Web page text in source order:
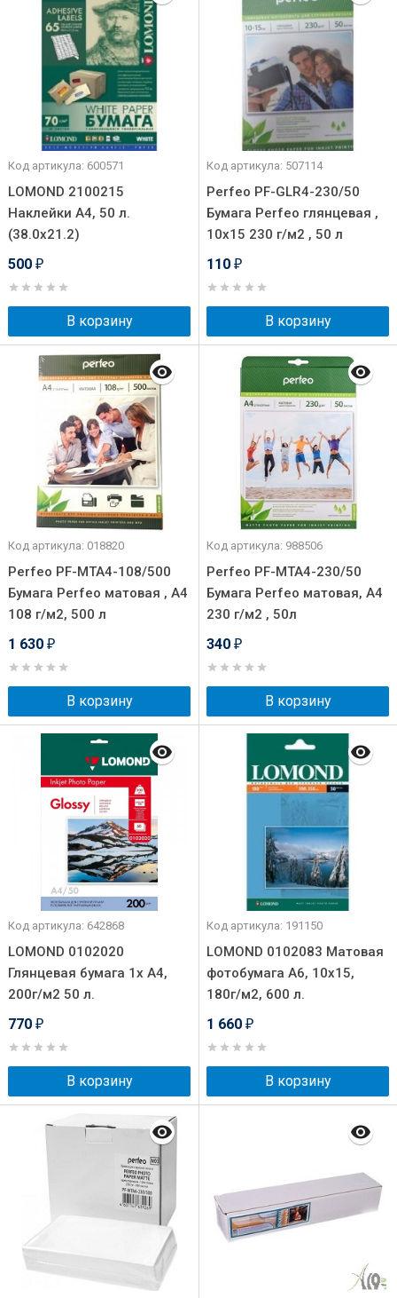
Код артикула: 600571
LOMOND 2100215
Наклейки A4, 50 л.
(38.0х21.2)
500 ₽
В корзину
Код артикула: 507114
Perfeo PF-GLR4-230/50
Бумага Perfeo глянцевая ,
10х15 230 г/м2 , 50 л
110 ₽
В корзину
Код артикула: 018820
Perfeo PF-MTA4-108/500
Бумага Perfeo матовая , А4
108 г/м2, 500 л
1 630 ₽
В корзину
Код артикула: 988506
Perfeo PF-MTA4-230/50
Бумага Perfeo матовая, А4
230 г/м2 , 50л
340 ₽
В корзину
Код артикула: 642868
LOMOND 0102020
Глянцевая бумага 1х A4,
200г/м2 50 л.
770 ₽
В корзину
Код артикула: 191150
LOMOND 0102083 Матовая
фотобумага A6, 10х15,
180г/м2, 600 л.
1 660 ₽
В корзину